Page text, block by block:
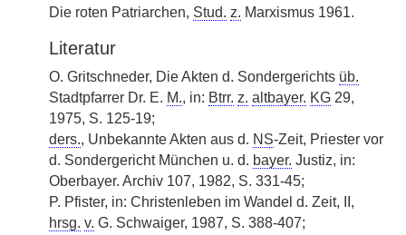
Die roten Patriarchen, Stud. z. Marxismus 1961.
Literatur
O. Gritschneder, Die Akten d. Sondergerichts üb.
Stadtpfarrer Dr. E. M., in: Btrr. z. altbayer. KG 29,
1975, S. 125-19;
ders., Unbekannte Akten aus d. NS-Zeit, Priester vor
d. Sondergericht München u. d. bayer. Justiz, in:
Oberbayer. Archiv 107, 1982, S. 331-45;
P. Pfister, in: Christenleben im Wandel d. Zeit, II,
hrsg. v. G. Schwaiger, 1987, S. 388-407;